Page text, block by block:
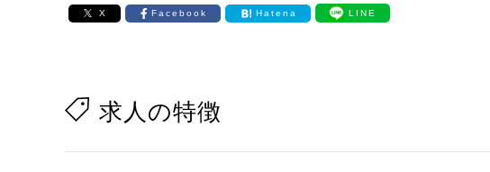
X Facebook Hatena LINE
求人の特徴